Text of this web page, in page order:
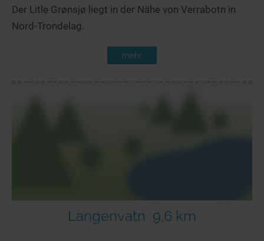
Der Litle Grønsjø liegt in der Nähe von Verrabotn in
Nord-Trondelag.
mehr
Langenvatn 9,6 km